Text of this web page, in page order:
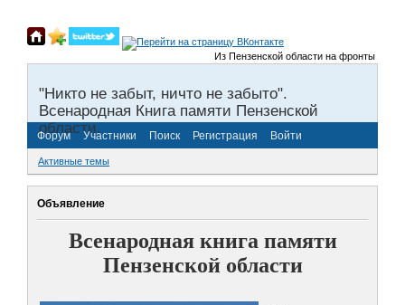
Из Пензенской области на фронты
"Никто не забыт, ничто не забыто".
Всенародная Книга памяти Пензенской
области.
Форум Участники Поиск Регистрация Войти
Активные темы
Объявление
Всенародная книга памяти
Пензенской области